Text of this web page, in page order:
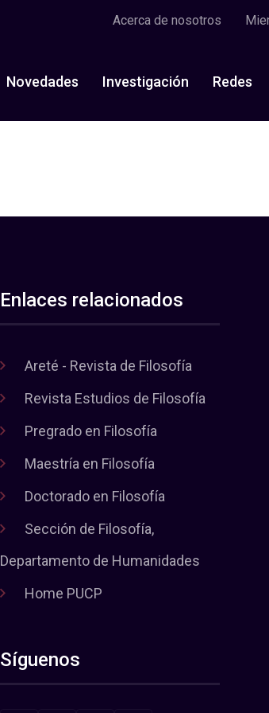
Acerca de nosotros
Novedades Investigación Redes
Enlaces relacionados
Areté - Revista de Filosofía
Revista Estudios de Filosofía
Pregrado en Filosofía
Maestría en Filosofía
Doctorado en Filosofía
Sección de Filosofía,
Departamento de Humanidades
Home PUCP
Síguenos